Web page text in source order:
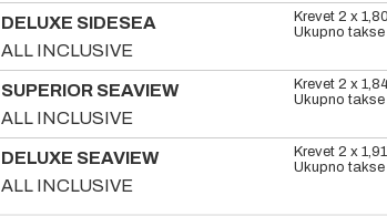
DELUXE SIDESEA
ALL INCLUSIVE
Krevet 2 x
Ukupno
SUPERIOR SEAVIEW
ALL INCLUSIVE
Krevet 2 x
Ukupno
DELUXE SEAVIEW
ALL INCLUSIVE
Krevet 2 x
Ukupno